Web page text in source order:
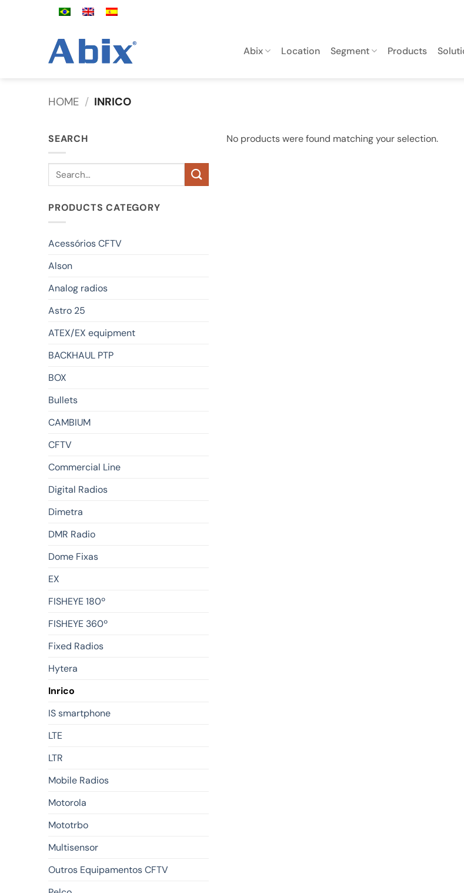
Abix Location Segment Products
HOME / INRICO
SEARCH
Search
PRODUCTS CATEGORY
Acessórios CFTV
Alson
Analog radios
Astro 25
ATEX/EX equipment
BACKHAUL PTP
BOX
Bullets
CAMBIUM
CFTV
Commercial Line
Digital Radios
Dimetra
DMR Radio
Dome Fixas
EX
FISHEYE 180º
FISHEYE 360º
Fixed Radios
Hytera
Inrico
IS smartphone
LTE
LTR
Mobile Radios
Motorola
Mototrbo
Multisensor
Outros Equipamentos CFTV
No products were found matching your selection.